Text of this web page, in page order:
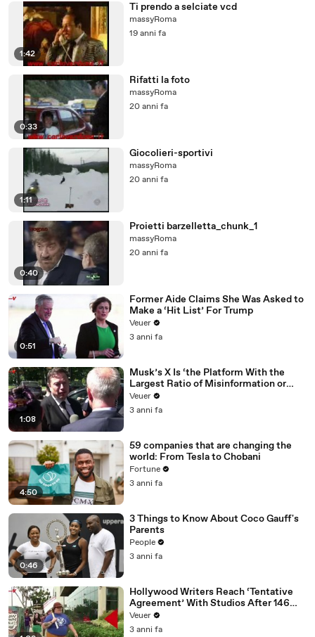
1:42
Ti prendo a selciate vcd
massyRoma
19 anni fa
0:33
Rifatti la foto
massyRoma
20 anni fa
1:11
Giocolieri-sportivi
massyRoma
20 anni fa
0:40
Proietti barzelletta_chunk_1
massyRoma
20 anni fa
0:51
Former Aide Claims She Was Asked to
Make a ‘Hit List’ For Trump
Veuer
3 anni fa
1:08
Musk’s X Is ‘the Platform With the
Largest Ratio of Misinformation or
Disinformation’ Amongst All Social
Media Platforms
Veuer
3 anni fa
4:50
59 companies that are changing the
world: From Tesla to Chobani
Fortune
3 anni fa
0:46
3 Things to Know About Coco Gauff's
Parents
People
3 anni fa
Hollywood Writers Reach ‘Tentative
Agreement’ With Studios After 146
Day Strike
Veuer
3 anni fa